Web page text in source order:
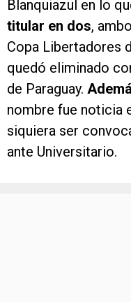
Blanquiazul en lo
titular en dos,
Copa Libertadores
quedó eliminado
de Paraguay.
nombre fue noticia
siquiera ser
ante Universitario.